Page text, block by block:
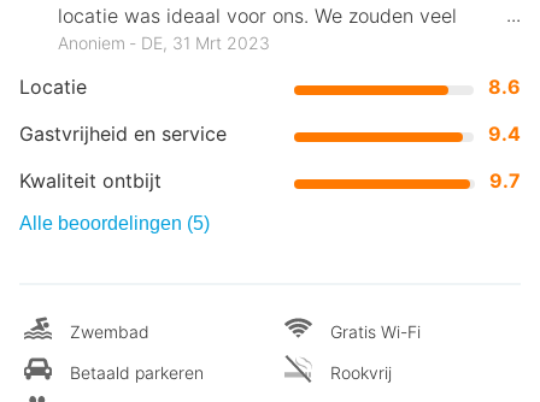
Locatie
8.6
Gastvrijheid en service
9.4
Kwaliteit ontbijt
9.7
locatie was ideaal voor ons. We zouden veel
kunnen doen zonder auto.
Anoniem ‐ DE, 31 Mrt 2023
Alle beoordelingen (5)
Zwembad
Betaald parkeren
Gratis Wi-Fi
Rookvrij